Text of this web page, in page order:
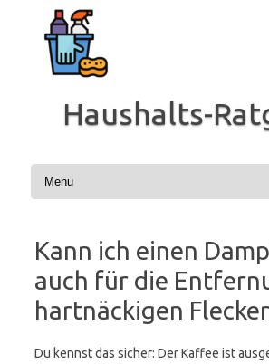
Inhalt
springen
Haushalts-
Kann ich einen
auch für die
hartnäckigen
Du kennst das sicher: Der Kaffee ist